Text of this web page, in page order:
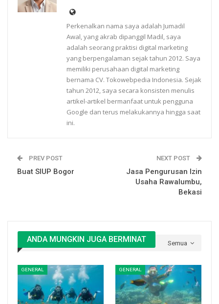
Perkenalkan nama saya adalah Jumadil
Awal, yang akrab dipanggil Madil, saya
adalah seorang praktisi digital marketing
yang berpengalaman sejak tahun 2012. Saya
memiliki perusahaan digital marketing
bernama CV. Tokowebpedia Indonesia. Sejak
tahun 2012, saya secara konsisten menulis
artikel-artikel bermanfaat untuk pengguna
Google dan terus melakukannya hingga saat
ini.
PREV POST
Buat SIUP Bogor
NEXT POST
Jasa Pengurusan Izin
Usaha Rawalumbu,
Bekasi
Semua
ANDA MUNGKIN JUGA BERMINAT
GENERAL GENERAL